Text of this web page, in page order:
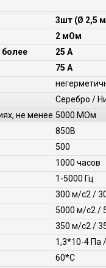
3шт (Ø 2,5
2 мОм
более
25 А
75 А
Серебро /
не менее 5000 МОм
850В
500
1000 часов
1-5000 Гц
300 м/с2 /
5000 м/с2 /
350 м/с2 /
1,3*10-4 Па
60*С